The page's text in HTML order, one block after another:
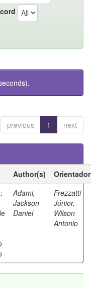
previous 1 next
Author(s)
Orientador
Adami,
Jackson
Daniel
Frezzatti
Júnior,
Wilson
Antonio